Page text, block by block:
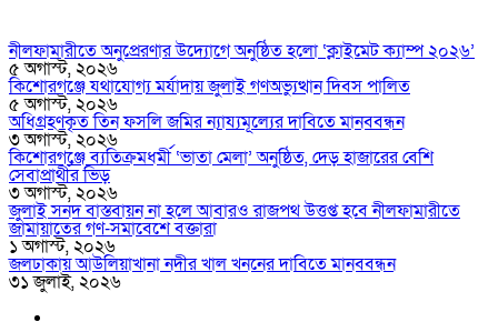
নীলফামারীতে অনুপ্রেরণার উদ্যোগে অনুষ্ঠিত হলো ‘ক্লাইমেট ক্যাম্প ২০২৬’
৫ অগাস্ট, ২০২৬
কিশোরগঞ্জে যথাযোগ্য মর্যাদায় জুলাই গণঅভ্যুত্থান দিবস পালিত
৫ অগাস্ট, ২০২৬
অধিগ্রহণকৃত তিন ফসলি জমির ন্যায্যমূল্যের দাবিতে মানববন্ধন
৩ অগাস্ট, ২০২৬
কিশোরগঞ্জে ব্যতিক্রমধর্মী ‘ভাতা মেলা’ অনুষ্ঠিত, দেড় হাজারের বেশি
সেবাপ্রার্থীর ভিড়
৩ অগাস্ট, ২০২৬
জুলাই সনদ বাস্তবায়ন না হলে আবারও রাজপথ উত্তপ্ত হবে নীলফামারীতে
জামায়াতের গণ-সমাবেশে বক্তারা
১ অগাস্ট, ২০২৬
জলঢাকায় আউলিয়াখানা নদীর খাল খননের দাবিতে মানববন্ধন
৩১ জুলাই, ২০২৬